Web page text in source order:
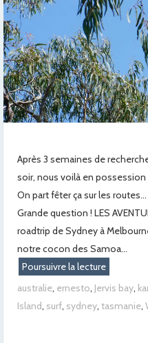
Après 3 semaines de
soir, nous voilà en possession
On part fêter ça sur les
Grande question ! LES
roadtrip de Sydney à
notre cocon des Samoa...
Poursuivre la lecture
australie, ernesto, Jervis bay,
Island, surf, sydney, tasmanie,